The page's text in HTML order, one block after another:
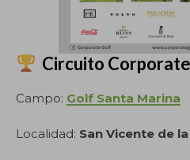
Circuito
Campo: Golf Santa Marina
Localidad: San Vicente de